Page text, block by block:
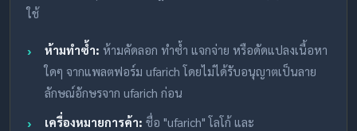
ใช้
ห้ามทำซ้ำ: ห้ามคัดลอก ทำซ้ำ แจกจ่าย หรือดัดแปลงเนื้อหา
ใดๆ จากแพลตฟอร์ม ufarich โดยไม่ได้รับอนุญาตเป็นลาย
ลักษณ์อักษรจาก ufarich ก่อน
เครื่องหมายการค้า: ชื่อ "ufarich" โลโก้ และ